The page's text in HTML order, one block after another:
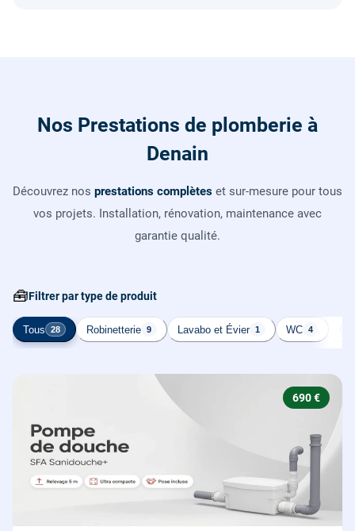
Nos Prestations de plomberie à
Denain
Découvrez nos prestations complètes et sur-mesure pour tous
vos projets. Installation, rénovation, maintenance avec
garantie qualité.
🧰Filtrer par type de produit
Tous 28 Robinetterie 9 Lavabo et Évier 1 WC 4
690 €